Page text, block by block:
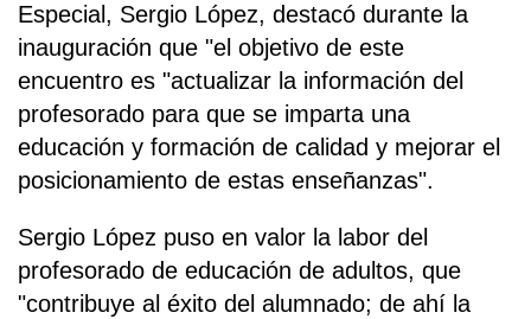
Especial, Sergio López, destacó durante la
inauguración que "el objetivo de este
encuentro es "actualizar la información del
profesorado para que se imparta una
educación y formación de calidad y mejorar el
posicionamiento de estas enseñanzas".
Sergio López puso en valor la labor del
profesorado de educación de adultos, que
"contribuye al éxito del alumnado; de ahí la